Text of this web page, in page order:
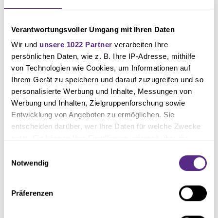
Verantwortungsvoller Umgang mit Ihren Daten
Wir und unsere 1022 Partner verarbeiten Ihre
persönlichen Daten, wie z. B. Ihre IP-Adresse, mithilfe
von Technologien wie Cookies, um Informationen auf
Ihrem Gerät zu speichern und darauf zuzugreifen und so
personalisierte Werbung und Inhalte, Messungen von
Werbung und Inhalten, Zielgruppenforschung sowie
Entwicklung von Angeboten zu ermöglichen. Sie
entscheiden darüber, wer Ihre Daten für welche Zwecke
Trigger Symbol ändern oder widerrufen
Informationen über Ihre geografische Lage erfassen,
Notwendig
Präferenzen